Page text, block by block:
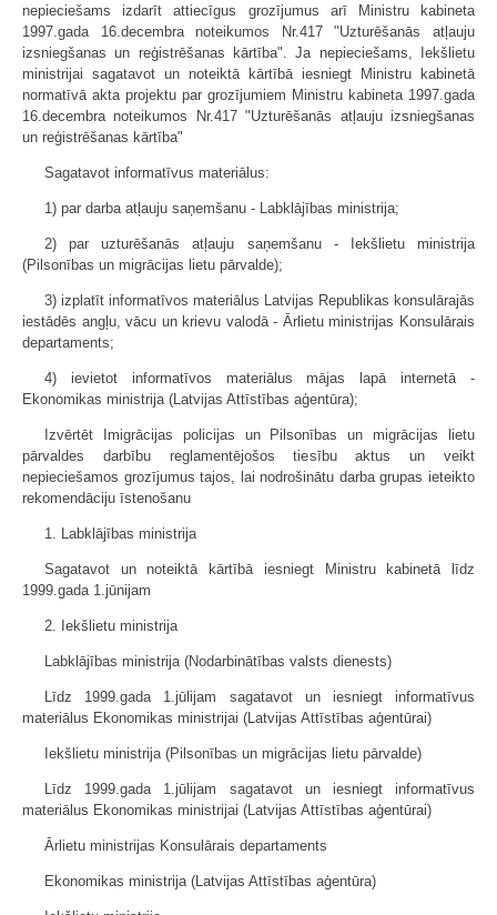
nepieciešams izdarīt attiecīgus grozījumus arī Ministru kabineta
1997.gada 16.decembra noteikumos Nr.417 "Uzturēšanās atļauju
izsniegšanas un reģistrēšanas kārtība". Ja nepieciešams, Iekšlietu
ministrijai sagatavot un noteiktā kārtībā iesniegt Ministru kabinetā
normatīvā akta projektu par grozījumiem Ministru kabineta 1997.gada
16.decembra noteikumos Nr.417 "Uzturēšanās atļauju izsniegšanas
un reģistrēšanas kārtība"
Sagatavot informatīvus materiālus:
1) par darba atļauju saņemšanu - Labklājības ministrija;
2) par uzturēšanās atļauju saņemšanu - Iekšlietu ministrija
(Pilsonības un migrācijas lietu pārvalde);
3) izplatīt informatīvos materiālus Latvijas Republikas konsulārajās
iestādēs angļu, vācu un krievu valodā - Ārlietu ministrijas Konsulārais
departaments;
4) ievietot informatīvos materiālus mājas lapā internetā -
Ekonomikas ministrija (Latvijas Attīstības aģentūra);
Izvērtēt Imigrācijas policijas un Pilsonības un migrācijas lietu
pārvaldes darbību reglamentējošos tiesību aktus un veikt
nepieciešamos grozījumus tajos, lai nodrošinātu darba grupas ieteikto
rekomendāciju īstenošanu
1. Labklājības ministrija
Sagatavot un noteiktā kārtībā iesniegt Ministru kabinetā līdz
1999.gada 1.jūnijam
2. Iekšlietu ministrija
Labklājības ministrija (Nodarbinātības valsts dienests)
Līdz 1999.gada 1.jūlijam sagatavot un iesniegt informatīvus
materiālus Ekonomikas ministrijai (Latvijas Attīstības aģentūrai)
Iekšlietu ministrija (Pilsonības un migrācijas lietu pārvalde)
Līdz 1999.gada 1.jūlijam sagatavot un iesniegt informatīvus
materiālus Ekonomikas ministrijai (Latvijas Attīstības aģentūrai)
Ārlietu ministrijas Konsulārais departaments
Ekonomikas ministrija (Latvijas Attīstības aģentūra)